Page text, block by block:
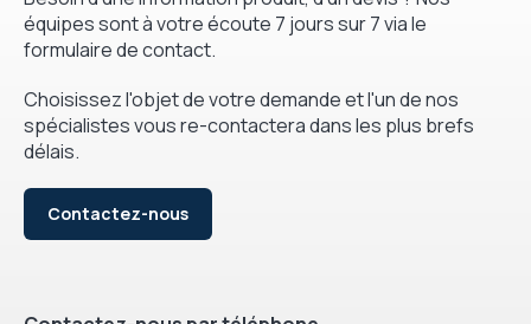
équipes sont à votre écoute 7 jours sur 7 via le
formulaire de contact.
Choisissez l'objet de votre demande et l'un de nos
spécialistes vous re-contactera dans les plus brefs
délais.
Contactez-nous